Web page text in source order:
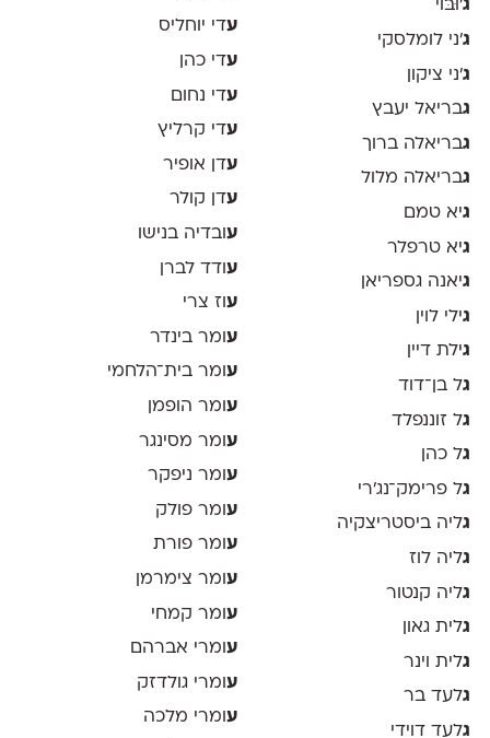
ג'וּבּוֹי
ג׳ני לומלסקי
ג׳ני ציקון
גבריאל יעבץ
גבריאלה ברוך
גבריאלה מלול
גיא טמם
גיא טרפלר
גיאנה גספריאן
גילי לוין
גילת דיין
גל בן־דוד
גל זוננפלד
גל כהן
גל פרימק־נג׳רי
גליה ביסטריצקיה
גליה לוז
גליה קנטור
גלית גאון
גלית וינר
גלעד בר
גלעד דוידי
עדי יוחליס
עדי כהן
עדי נחום
עדי קרליץ
עדן אופיר
עדן קולר
ע ובדיה בנישו
ע ודד לברן
עוז צרי
ע ומר בינדר
עומר בית־הלחמי
ע ומר הופמן
ע ומר מסינגר
עומר ניפקר
ע ומר פולק
עומר פורת
ע ומר צימרמן
עומר קמחי
ע ומרי אברהם
ע ומרי גולדזק
עומרי מלכה